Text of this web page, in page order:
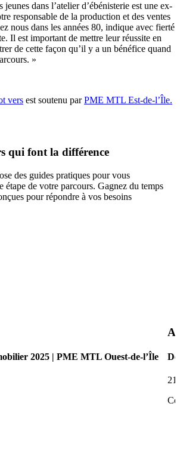
jeunes dans l’atelier d’ébénisterie est une ex-
responsable de la production et des ventes
nous dans les années 80, indique avec fierté
Il est important de mettre leur réussite en
de cette façon qu’il y a un bénéfice quand
»
vers est soutenu parPME MTL Est-de-l’Île.
qui font la différence
des guides pratiques pour vous
étape de votre parcours. Gagnez du temps
pour répondre à vos besoins
2025 | PME MTL Ouest-de-l’Île
21